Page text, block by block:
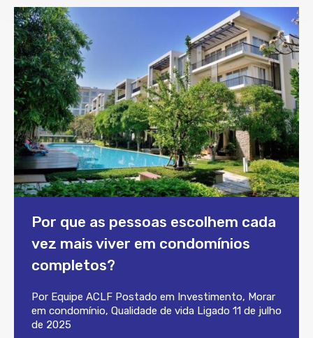
Por que as pessoas escolhem cada
vez mais viver em condomínios
completos?
Por Equipe ACLF Postado em Investimento, Morar
em condomínio, Qualidade de vida Ligado 11 de julho
de 2025